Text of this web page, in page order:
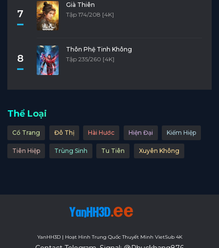
7
Già Thiên
Tập 174/208 [4K]
8
Thôn Phệ Tinh Không
Tập 235/260 [4K]
Thể Loại
Cổ Trang Đô Thị Hài Hước Hiện Đại Kiếm Hiệp
Tiên Hiệp Trùng Sinh Tu Tiên Xuyên Không
YanHH3D | Hoạt Hình Trung Quốc Thuyết Minh VietSub 4K